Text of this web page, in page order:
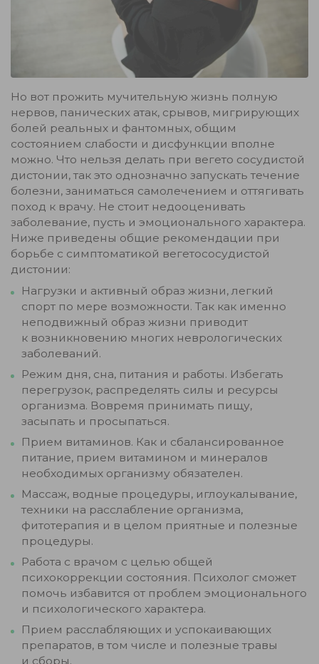
Но вот прожить мучительную жизнь полную
нервов, панических атак, срывов, мигрирующих
болей реальных и фантомных, общим
состоянием слабости и дисфункции вполне
можно. Что нельзя делать при вегето сосудистой
дистонии, так это однозначно запускать течение
болезни, заниматься самолечением и оттягивать
поход к врачу. Не стоит недооценивать
заболевание, пусть и эмоционального характера.
Ниже приведены общие рекомендации при
борьбе с симптоматикой вегетососудистой
дистонии:
Нагрузки и активный образ жизни, легкий
спорт по мере возможности. Так как именно
неподвижный образ жизни приводит
к возникновению многих неврологических
заболеваний.
Режим дня, сна, питания и работы. Избегать
перегрузок, распределять силы и ресурсы
организма. Вовремя принимать пищу,
засыпать и просыпаться.
Прием витаминов. Как и сбалансированное
питание, прием витамином и минералов
необходимых организму обязателен.
Массаж, водные процедуры, иглоукалывание,
техники на расслабление организма,
фитотерапия и в целом приятные и полезные
процедуры.
Работа с врачом с целью общей
психокоррекции состояния. Психолог сможет
помочь избавится от проблем эмоционального
и психологического характера.
Прием расслабляющих и успокаивающих
препаратов, в том числе и полезные травы
и сборы.